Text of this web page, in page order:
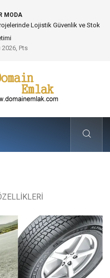
MODA
Deneyimi İçin Profesyonel Destek
2026, Pts